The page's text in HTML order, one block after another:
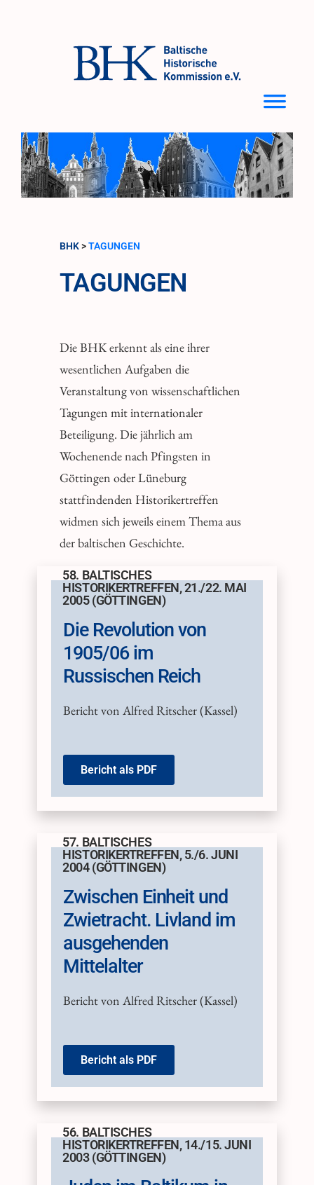
BHK>TAGUNGEN
TAGUNGEN
Die BHK erkennt als eine ihrer
wesentlichen Aufgaben die
Veranstaltung von wissenschaftlichen
Tagungen mit internationaler
Beteiligung. Die jährlich am
Wochenende nach Pfingsten in
Göttingen oder Lüneburg
stattfindenden Historikertreffen
widmen sich jeweils einem Thema aus
der baltischen Geschichte.
58. BALTISCHES
HISTORIKERTREFFEN, 21./22. MAI
2005 (GÖTTINGEN)
Die Revolution von
1905/06 im
Russischen Reich
Bericht von Alfred Ritscher (Kassel)
Bericht als PDF
57. BALTISCHES
HISTORIKERTREFFEN, 5./6. JUNI
2004 (GÖTTINGEN)
Zwischen Einheit und
Zwietracht. Livland im
ausgehenden
Mittelalter
Bericht von Alfred Ritscher (Kassel)
Bericht als PDF
56. BALTISCHES
HISTORIKERTREFFEN, 14./15. JUNI
2003 (GÖTTINGEN)